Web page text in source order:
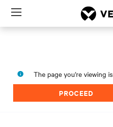
Menu
The page you're viewing
PROCEED